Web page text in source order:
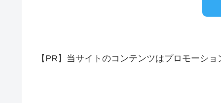
【PR】当サイトのコンテンツはプロモーシ